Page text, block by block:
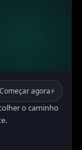
Começar agora⚡
o caminho